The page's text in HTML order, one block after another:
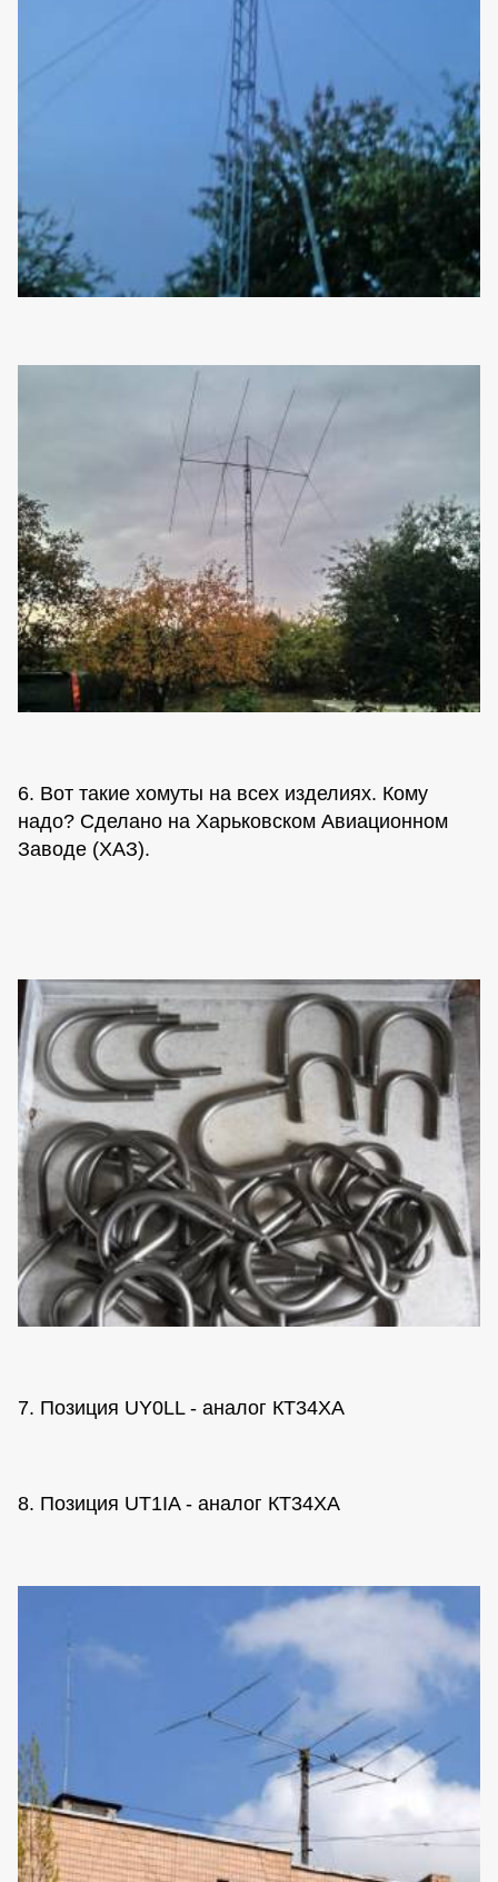
6. Вот такие хомуты на всех изделиях. Кому
надо? Сделано на Харьковском Авиационном
Заводе (ХАЗ).
7. Позиция UY0LL - аналог КТ34ХА
8. Позиция UT1IA - аналог КТ34ХА